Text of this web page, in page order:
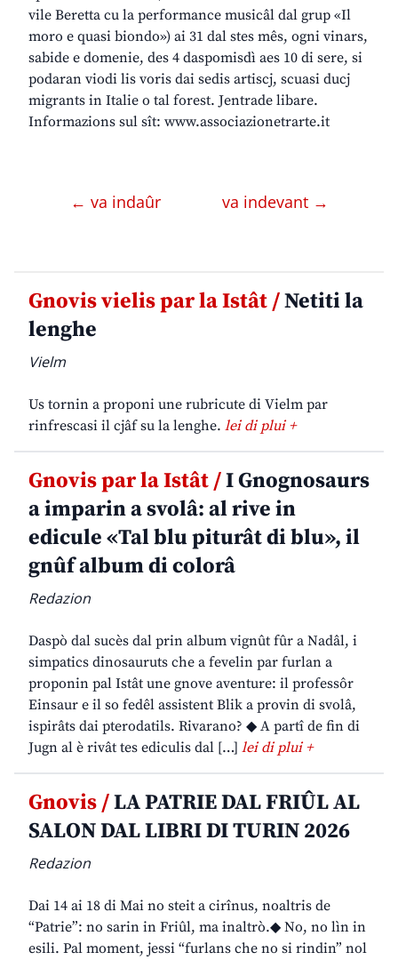
vile Beretta cu la performance musicâl dal grup «Il
moro e quasi biondo») ai 31 dal stes mês, ogni vinars,
sabide e domenie, des 4 daspomisdì aes 10 di sere, si
podaran viodi lis voris dai sedis artiscj, scuasi ducj
migrants in Italie o tal forest. Jentrade libare.
Informazions sul sît: www.associazionetrarte.it
← va indaûr va indevant →
Gnovis vielis par la Istât /Netiti la
lenghe
Vielm
Us tornin a proponi une rubricute di Vielm par
rinfrescasi il cjâf su la lenghe. lei di plui +
Gnovis par la Istât /I Gnognosaurs
a imparin a svolâ: al rive in
edicule «Tal blu piturât di blu», il
gnûf album di colorâ
Redazion
Daspò dal sucès dal prin album vignût fûr a Nadâl, i
simpatics dinosauruts che a fevelin par furlan a
proponin pal Istât une gnove aventure: il professôr
Einsaur e il so fedêl assistent Blik a provin di svolâ,
ispirâts dai pterodatils. Rivarano? ◆ A partî de fin di
Jugn al è rivât tes ediculis dal […] lei di plui +
Gnovis /LA PATRIE DAL FRIÛL AL
SALON DAL LIBRI DI TURIN 2026
Redazion
Dai 14 ai 18 di Mai no steit a cirînus, noaltris de
“Patrie”: no sarin in Friûl, ma inaltrò.◆ No, no lìn in
esili. Pal moment, jessi “furlans che no si rindin” nol